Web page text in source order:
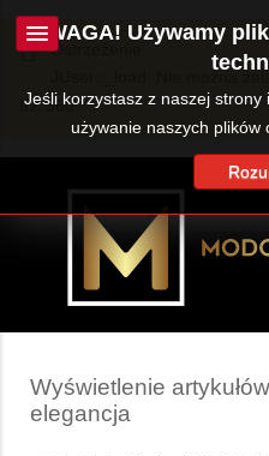
Ostrzeżenie
JUser::_load: Nie można
ID: 360.
Wyświetlenie
elegancja
UWAGA! Używamy
Jeśli korzystasz z naszej
używanie naszych plików